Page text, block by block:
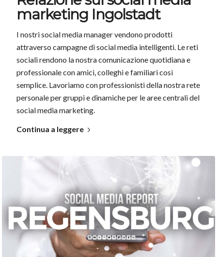
marketing Ingolstadt
I nostri social media manager vendono prodotti
attraverso campagne di social media intelligenti. Le reti
sociali rendono la nostra comunicazione quotidiana e
professionale con amici, colleghi e familiari così
semplice. Lavoriamo con professionisti della nostra rete
personale per gruppi e dinamiche per le aree centrali del
social media marketing.
Continua a leggere